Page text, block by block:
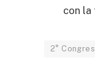
con la
2°